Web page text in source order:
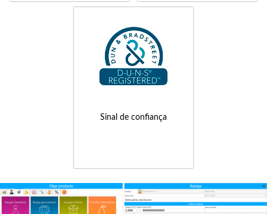
Sinal de confiança